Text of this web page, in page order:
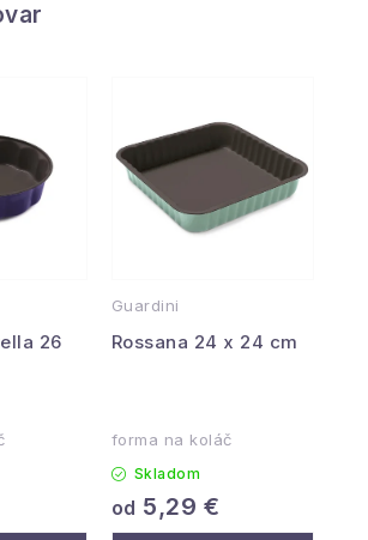
26
Guardini
Rossana 24 x 24 cm
forma na koláč
Skladom
od 5,29 €